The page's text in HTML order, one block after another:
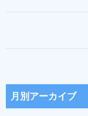
月別アーカイブ